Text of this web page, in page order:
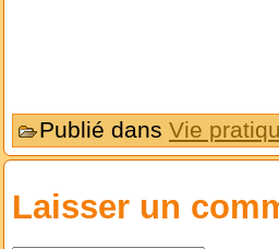
Publié dans Vie
Laisser un